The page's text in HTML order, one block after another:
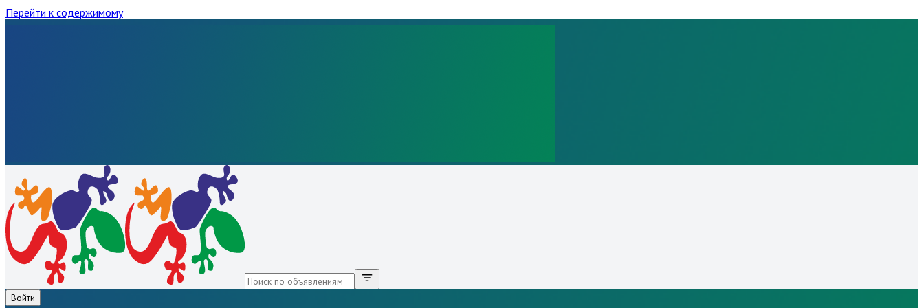
Перейти к содержимому
Войти